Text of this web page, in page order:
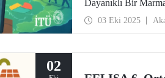
Dayanıklı Bir
03 Eki 2025
02